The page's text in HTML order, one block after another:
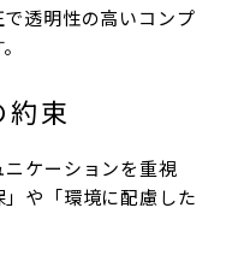
透明性の高いコンプ
束
ケーションを重視
や「環境に配慮した